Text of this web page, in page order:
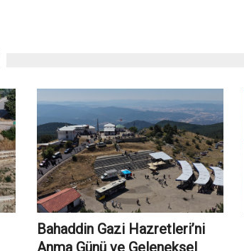
Bahaddin Gazi Hazretleri’ni